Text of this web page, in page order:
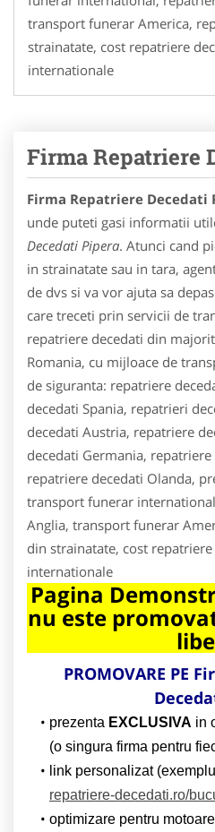
transport funerar America,
strainatate, cost repatriere
internationale
Firma Repatriere
Firma Repatriere Decedati
unde puteti gasi informatii
Decedati Pipera. Atunci cand
in strainatate sau in tara,
de dvs si va vor ajuta sa
care treceti prin servicii de
repatriere decedati din
Romania, cu mijloace de
de siguranta: repatriere
decedati Spania, repatrieri
decedati Austria, repatriere
decedati Germania, repatriere
repatriere decedati Olanda,
transport funerar
Anglia, transport funerar
din strainatate, cost
internationale
Pagina
nu este
PROMOVARE PE
prezenta EXCLUSIVA in
(o singura firma pentru
link personalizat
repatriere-decedati.ro/
optimizare pentru